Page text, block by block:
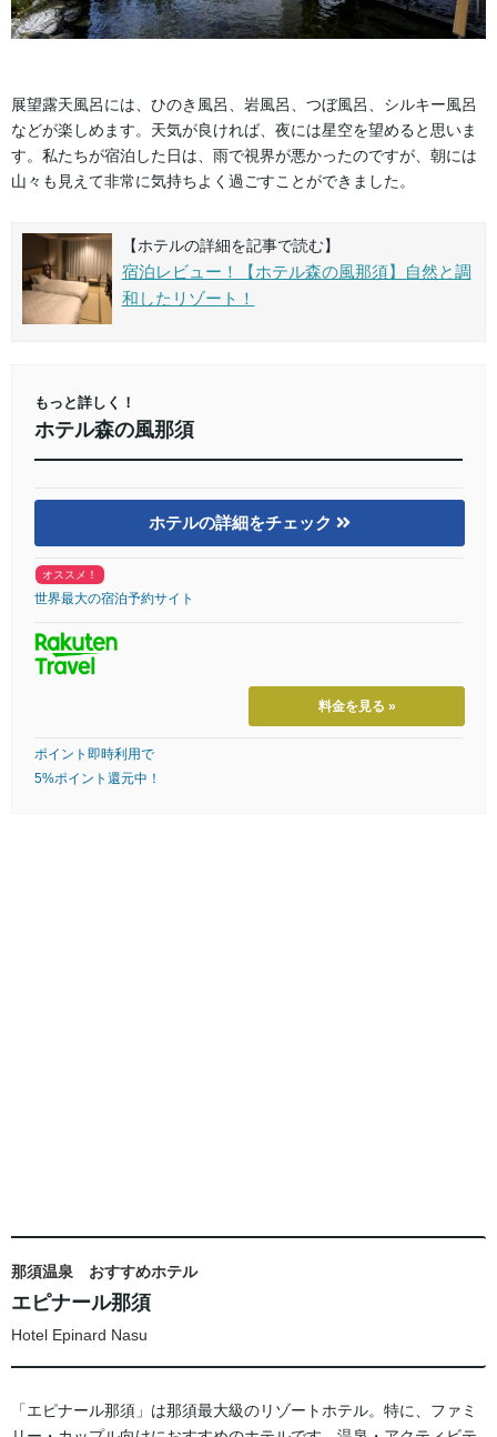
展望露天風呂には、ひのき風呂、岩風呂、つぼ風呂、シルキー風呂
などが楽しめます。天気が良ければ、夜には星空を望めると思いま
す。私たちが宿泊した日は、雨で視界が悪かったのですが、朝には
山々も見えて非常に気持ちよく過ごすことができました。
【ホテルの詳細を記事で読む】
宿泊レビュー！【ホテル森の風那須】自然と調
和したリゾート！
もっと詳しく！
ホテル森の風那須
ホテルの詳細をチェック
オススメ！
世界最大の宿泊予約サイト
料金を見る »
ポイント即時利用で
5%ポイント還元中！
那須温泉 おすすめホテル
エピナール那須
Hotel Epinard Nasu
「エピナール那須」は那須最大級のリゾートホテル。特に、ファミ